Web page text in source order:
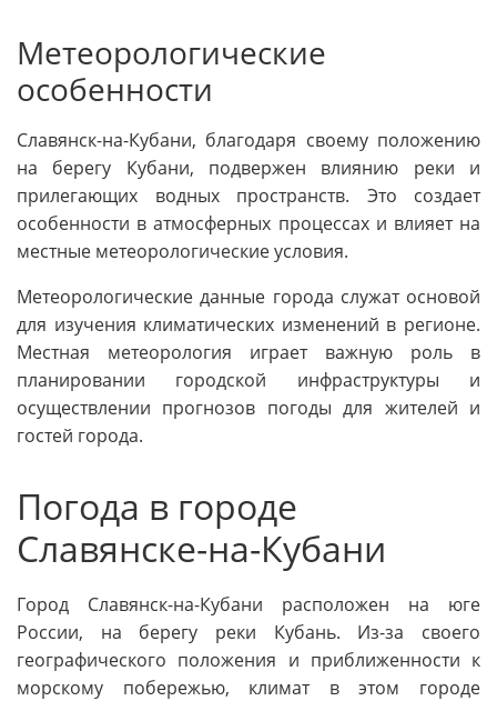
Метеорологические
особенности
Славянск-на-Кубани, благодаря своему положению
на берегу Кубани, подвержен влиянию реки и
прилегающих водных пространств. Это создает
особенности в атмосферных процессах и влияет на
местные метеорологические условия.
Метеорологические данные города служат основой
для изучения климатических изменений в регионе.
Местная метеорология играет важную роль в
планировании городской инфраструктуры и
осуществлении прогнозов погоды для жителей и
гостей города.
Погода в городе
Славянске-на-Кубани
Город Славянск-на-Кубани расположен на юге
России, на берегу реки Кубань. Из-за своего
географического положения и приближенности к
морскому побережью, климат в этом городе